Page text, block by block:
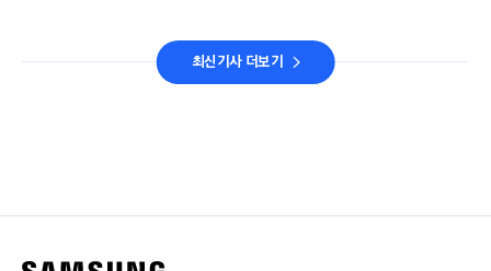
최신기사 더보기